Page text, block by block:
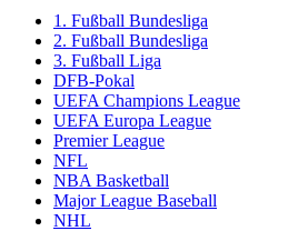
1. Fußball Bundesliga
2. Fußball Bundesliga
3. Fußball Liga
DFB-Pokal
UEFA Champions League
UEFA Europa League
Premier League
NFL
NBA Basketball
Major League Baseball
NHL